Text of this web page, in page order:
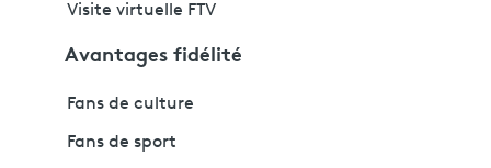
Visite virtuelle FTV
Avantages fidélité
Fans de culture
Fans de sport